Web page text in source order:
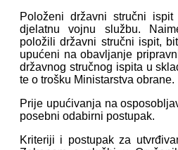
Položeni državni stručni
djelatnu vojnu službu.
položili državni stručni ispit,
upućeni na obavljanje
državnog stručnog ispita u
te o trošku Ministarstva obrane.
Prije upućivanja na
posebni odabirni postupak.
Kriteriji i postupak za